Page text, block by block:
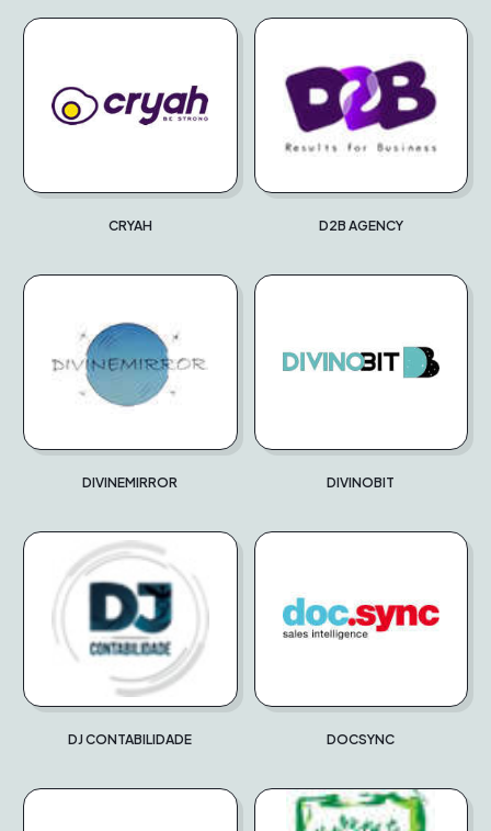
CRYAH D2B AGENCY
DIVINEMIRROR DIVINOBIT
DJ CONTABILIDADE DOCSYNC